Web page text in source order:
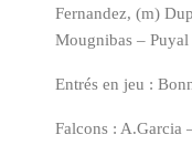
Fernandez, (m)
Mougnibas –
Entrés en jeu :
Falcons : A.Garcia